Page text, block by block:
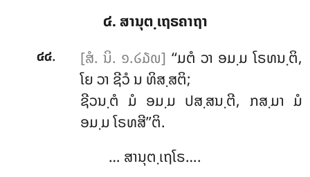
໔. ສານຸຕ຺ເຖຣຄາຖາ
໔໔. [ສໍ. ນິ. ໑.໒໓໙] ‘‘ມຕໍ ວາ ອມ຺ມ ໂຣທນ຺ຕິ,
ໂຍ ວາ ຊີວໍ ນ ທິສ຺ສຕິ;
ຊີວນ຺ຕໍ ມໍ ອມ຺ມ ປສ຺ສນ຺ຕີ, ກສ຺ມາ ມໍ
ອມ຺ມ ໂຣທສີ’’ຕິ.
… ສານຸຕ຺ເຖໂຣ….